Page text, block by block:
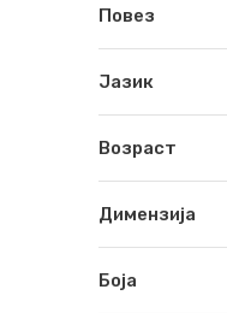
Повез
Јазик
Возраст
Димензија
Боја